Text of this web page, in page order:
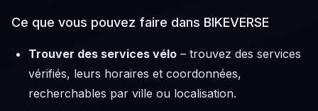
Ce que vous pouvez faire dans BIKEVERSE
Trouver des services vélo – trouvez des services
vérifiés, leurs horaires et coordonnées,
recherchables par ville ou localisation.